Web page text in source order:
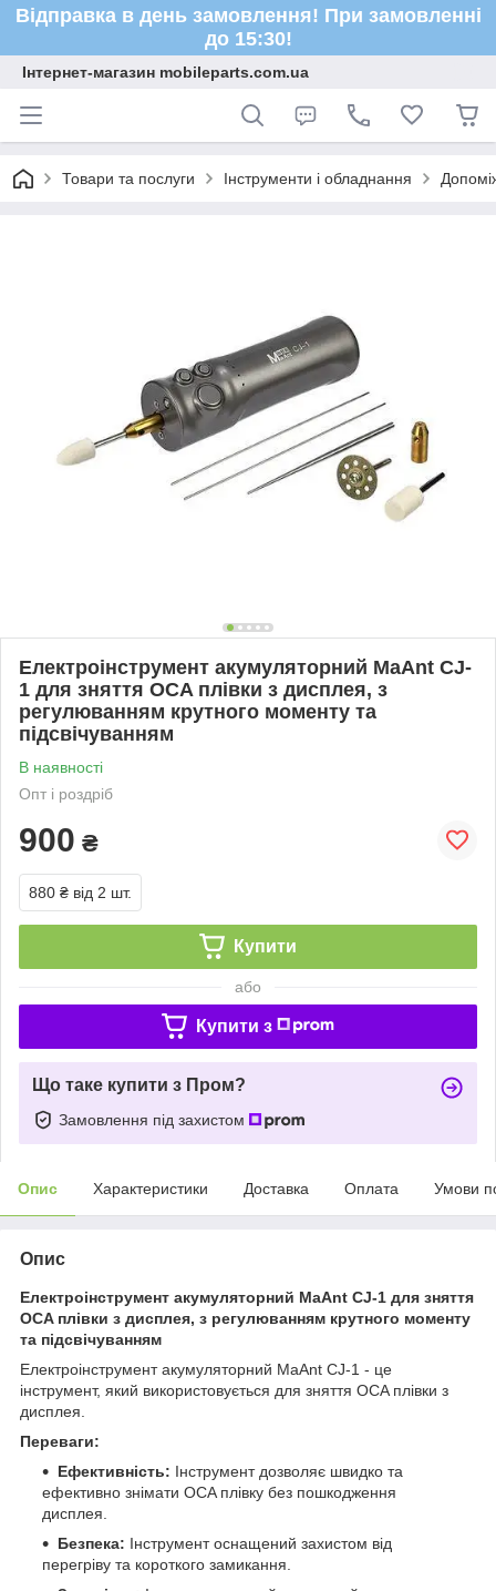
Відправка в день замовлення! При замовленні
до 15:30!
Інтернет-магазин mobileparts.com.ua
Товари та послуги Інструменти і обладнання
Електроінструмент акумуляторний MaAnt CJ-
1 для зняття OCA плівки з дисплея, з
регулюванням крутного моменту та
підсвічуванням
В наявності
Опт і роздріб
900 ₴
880 ₴ від 2 шт.
Купити
або
Купити з
Що таке купити з Пром?
Замовлення під захистом
Опис Характеристики Доставка Оплата Умови
Опис
Електроінструмент акумуляторний MaAnt CJ-1 для зняття
OCA плівки з дисплея, з регулюванням крутного моменту
та підсвічуванням
Електроінструмент акумуляторний MaAnt CJ-1 - це
інструмент, який використовується для зняття OCA плівки з
дисплея.
Переваги:
Ефективність: Інструмент дозволяє швидко та
ефективно знімати OCA плівку без пошкодження
дисплея.
Безпека: Інструмент оснащений захистом від
перегріву та короткого замикання.